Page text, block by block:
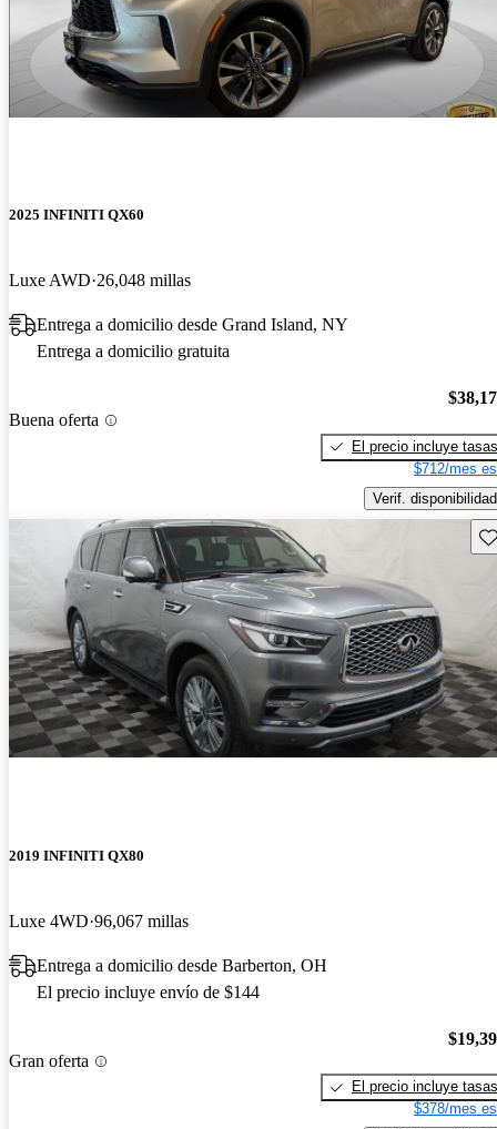
2025 INFINITI QX60
Luxe AWD 26,048 millas
Entrega a domicilio desde Grand Island, NY
Entrega a domicilio gratuita
Buena oferta
El precio incluye tasas
$712/mes
Verif. disponibilidad
2019 INFINITI QX80
Luxe 4WD 96,067 millas
Entrega a domicilio desde Barberton, OH
El precio incluye envío de $144
Gran oferta
El precio incluye tasas
$378/mes